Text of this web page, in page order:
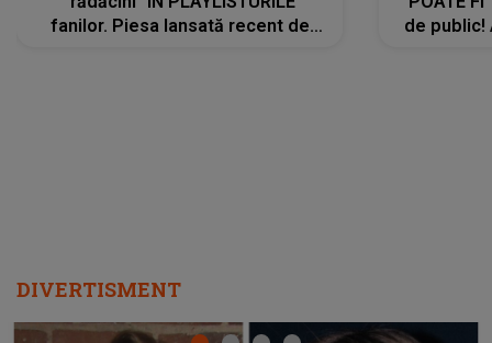
fanilor. Piesa lansată recent de
de public!
DIVERTISMENT